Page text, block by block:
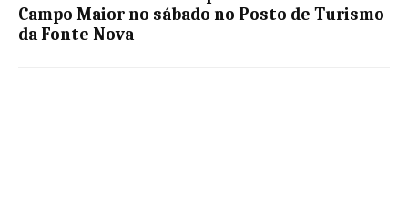
Campo Maior no sábado no Posto de Turismo
da Fonte Nova